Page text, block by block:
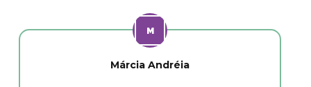
Márcia Andréia